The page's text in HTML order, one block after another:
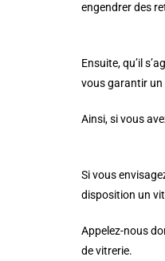
engendrer des
Ensuite, qu’il
vous garantir un
Ainsi, si vous
Si vous
disposition un
Appelez-nous
de vitrerie.